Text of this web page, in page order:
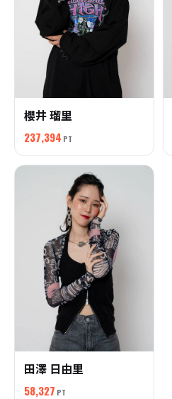
櫻井 瑠里
237,394 PT
田澤 日由里
58,327 PT